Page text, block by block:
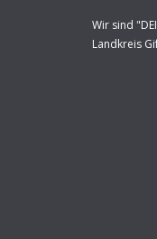
Wir sind
Landkreis